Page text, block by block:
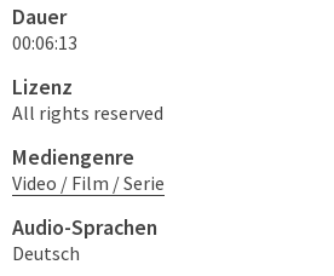
Dauer
00:06:13
Lizenz
All rights reserved
Mediengenre
Video / Film / Serie
Audio-Sprachen
Deutsch